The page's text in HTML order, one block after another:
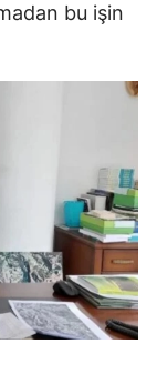
bu işin